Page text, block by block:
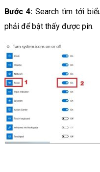
Bước 4:Search tìm tới
phải để bật thấy được pin.